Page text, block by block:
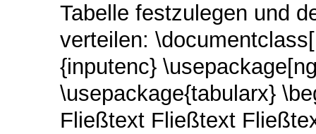
Tabelle festzulegen und
verteilen:
{inputenc}
\usepackage{tabularx}
Fließtext Fließtext